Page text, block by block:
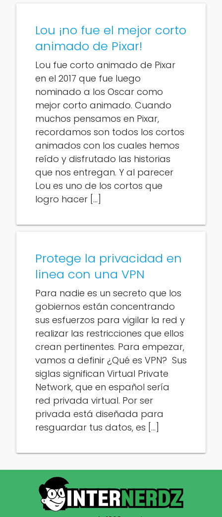
Lou ¡no fue el mejor corto
animado de Pixar!
Lou fue corto animado de Pixar
en el 2017 que fue luego
nominado a los Oscar como
mejor corto animado. Cuando
muchos pensamos en Pixar,
recordamos son todos los cortos
animados con los cuales hemos
reído y disfrutado las historias
que nos entregan. Y al parecer
Lou es uno de los cortos que
logro hacer […]
Protege la privacidad en
linea con una VPN
Para nadie es un secreto que los
gobiernos están concentrando
sus esfuerzos para vigilar la red y
realizar las restricciones que ellos
crean pertinentes. Para empezar,
vamos a definir ¿Qué es VPN? Sus
siglas significan Virtual Private
Network, que en español sería
red privada virtual. Por ser
privada está diseñada para
resguardar tus datos, es […]